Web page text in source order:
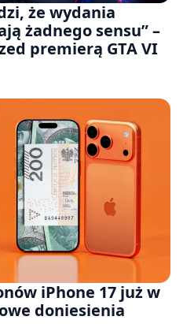
że wydania
żadnego sensu” –
premierą GTA VI
iPhone 17 już w
doniesienia